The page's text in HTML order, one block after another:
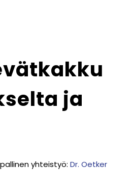
ja
yhteistyö: Dr. Oetker